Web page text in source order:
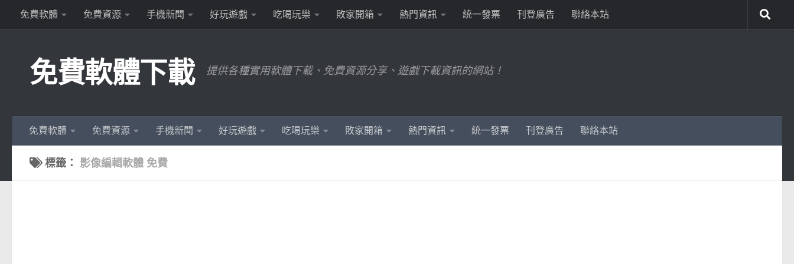
Skip to content
免費軟體 免費資源 手機新聞 好玩遊戲 吃喝玩樂 敗家開箱 熱門資訊 統一發票 刊登廣告 聯絡本站
免費軟體下載 提供各種實用軟體下載、免費資源分享、遊戲下載資訊的網站！
免費軟體 免費資源 手機新聞 好玩遊戲 吃喝玩樂 敗家開箱 熱門資訊 統一發票 刊登廣告 聯絡本站
標籤： 影像編輯軟體 免費